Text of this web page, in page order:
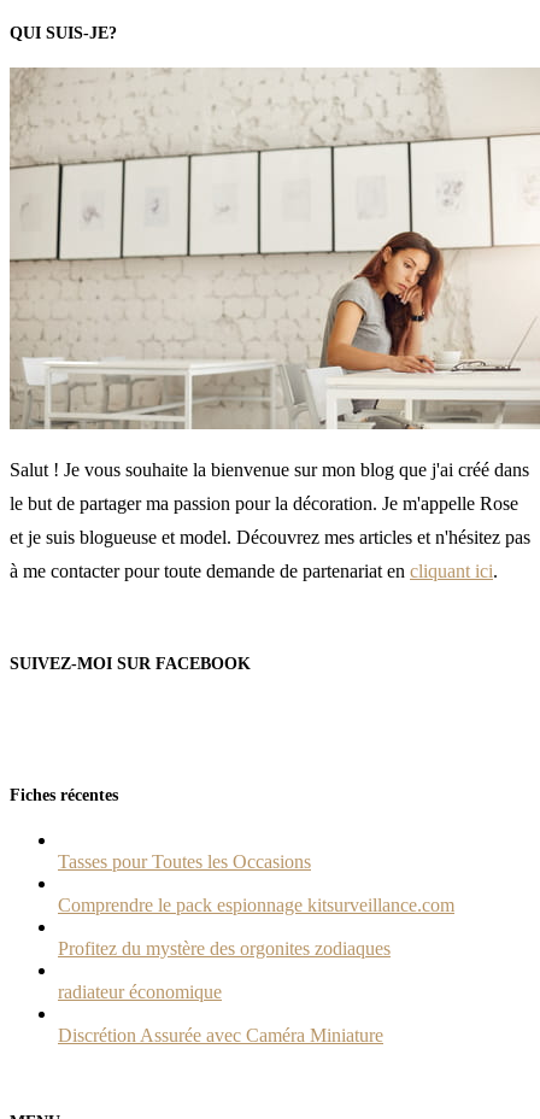
QUI SUIS-JE?
Salut ! Je vous souhaite la bienvenue sur mon blog que j'ai créé dans
le but de partager ma passion pour la décoration. Je m'appelle Rose
et je suis blogueuse et model. Découvrez mes articles et n'hésitez pas
à me contacter pour toute demande de partenariat en cliquant ici.
SUIVEZ-MOI SUR FACEBOOK
Fiches récentes
Tasses pour Toutes les Occasions
Comprendre le pack espionnage kitsurveillance.com
Profitez du mystère des orgonites zodiaques
radiateur économique
Discrétion Assurée avec Caméra Miniature